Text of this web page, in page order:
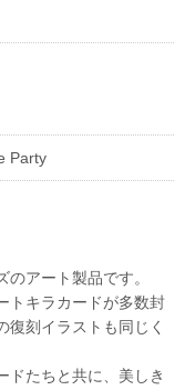
Party
のアート製品です。
トキラカードが多数封
復刻イラストも同じく
たちと共に、美しき